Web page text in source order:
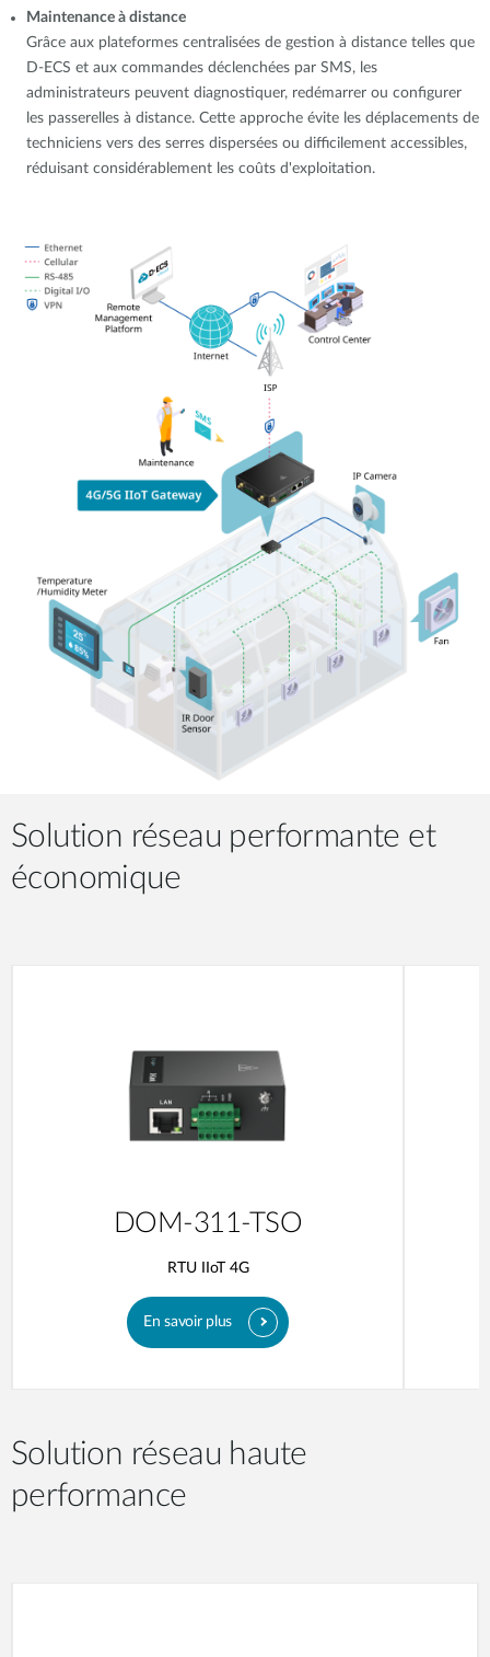
Maintenance à distance
Grâce aux plateformes centralisées de gestion à distance telles que
D-ECS et aux commandes déclenchées par SMS, les
administrateurs peuvent diagnostiquer, redémarrer ou configurer
les passerelles à distance. Cette approche évite les déplacements de
techniciens vers des serres dispersées ou difficilement accessibles,
réduisant considérablement les coûts d'exploitation.
Solution réseau performante et
économique
DOM-311-TSO
RTU IIoT 4G
En savoir plus
Solution réseau haute
performance